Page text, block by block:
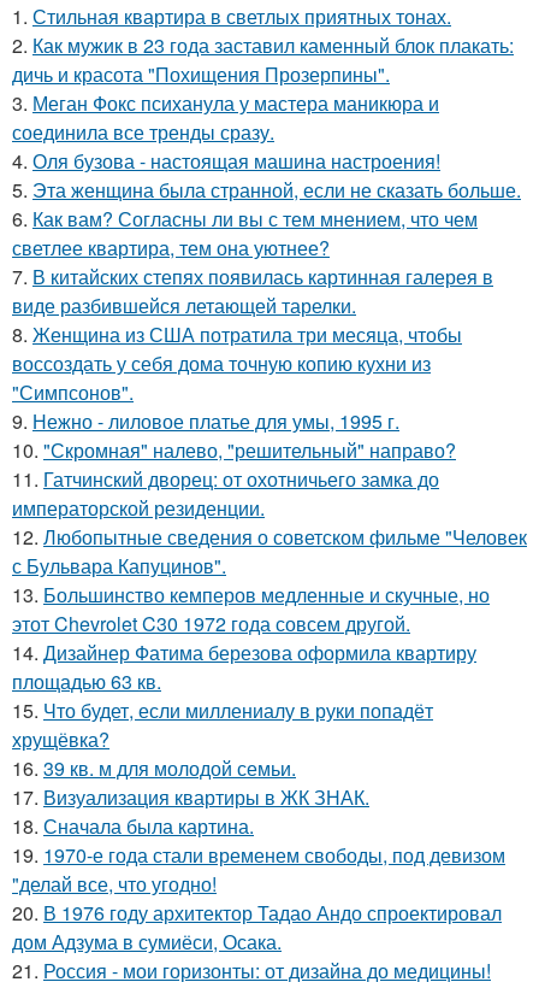
1. Стильная квартира в светлых приятных тонах.
2. Как мужик в 23 года заставил каменный блок плакать:
дичь и красота "Похищения Прозерпины".
3. Меган Фокс психанула у мастера маникюра и
соединила все тренды сразу.
4. Оля бузова - настоящая машина настроения!
5. Эта женщина была странной, если не сказать больше.
6. Как вам? Согласны ли вы с тем мнением, что чем
светлее квартира, тем она уютнее?
7. В китайских степях появилась картинная галерея в
виде разбившейся летающей тарелки.
8. Женщина из США потратила три месяца, чтобы
воссоздать у себя дома точную копию кухни из
"Симпсонов".
9. Нежно - лиловое платье для умы, 1995 г.
10. "Скромная" налево, "решительный" направо?
11. Гатчинский дворец: от охотничьего замка до
императорской резиденции.
12. Любопытные сведения о советском фильме "Человек
с Бульвара Капуцинов".
13. Большинство кемперов медленные и скучные, но
этот Chevrolet C30 1972 года совсем другой.
14. Дизайнер Фатима березова оформила квартиру
площадью 63 кв.
15. Что будет, если миллениалу в руки попадёт
хрущёвка?
16. 39 кв. м для молодой семьи.
17. Визуализация квартиры в ЖК ЗНАК.
18. Сначала была картина.
19. 1970-е года стали временем свободы, под девизом
"делай все, что угодно!
20. В 1976 году архитектор Тадао Андо спроектировал
дом Адзума в сумиёси, Осака.
21. Россия - мои горизонты: от дизайна до медицины!